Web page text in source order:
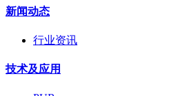
新闻动态
行业资讯
技术及应用